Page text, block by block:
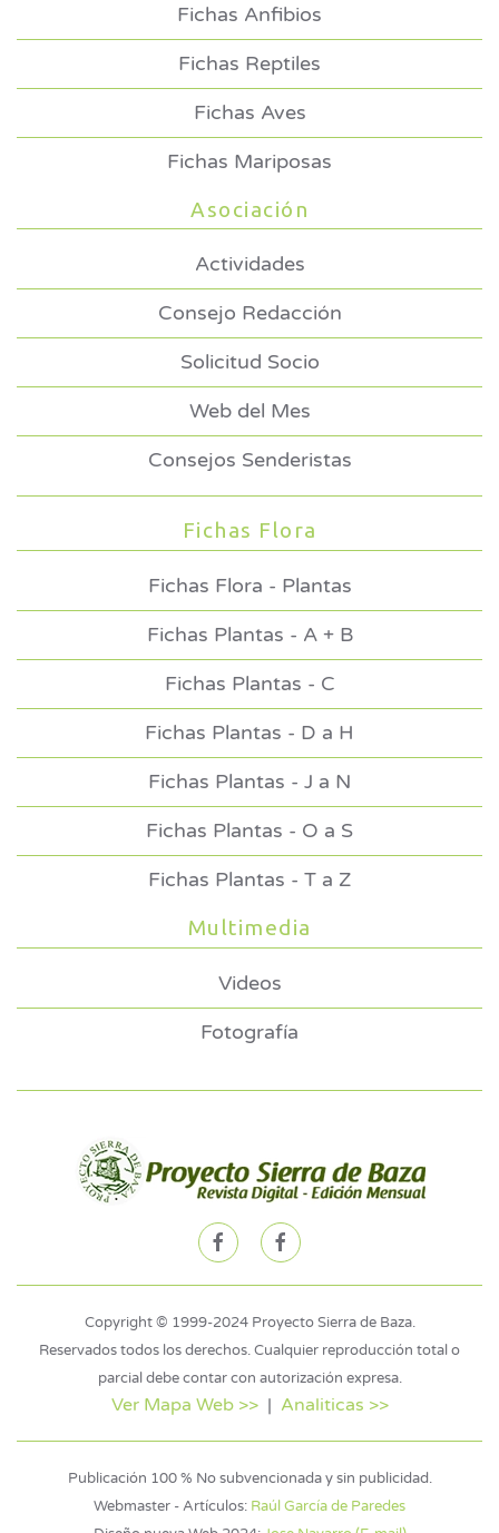
Fichas Anfibios
Fichas Reptiles
Fichas Aves
Fichas Mariposas
Asociación
Actividades
Consejo Redacción
Solicitud Socio
Web del Mes
Consejos Senderistas
Fichas Flora
Fichas Flora - Plantas
Fichas Plantas - A + B
Fichas Plantas - C
Fichas Plantas - D a H
Fichas Plantas - J a N
Fichas Plantas - O a S
Fichas Plantas - T a Z
Multimedia
Videos
Fotografía
Copyright © 1999-2024 Proyecto Sierra de Baza.
Reservados todos los derechos. Cualquier reproducción total o
parcial debe contar con autorización expresa.
Ver Mapa Web >>| Analiticas >>
Publicación 100 % No subvencionada y sin publicidad.
Webmaster - Artículos: Raúl García de Paredes